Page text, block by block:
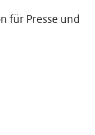
für Presse und